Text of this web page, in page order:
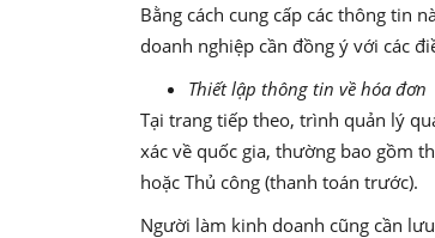
Bằng cách cung cấp các thông tin
doanh nghiệp cần đồng ý với các
Thiết lập thông tin về hóa đơn
Tại trang tiếp theo, trình quản lý
xác về quốc gia, thường bao gồm
hoặc Thủ công (thanh toán trước).
Người làm kinh doanh cũng cần